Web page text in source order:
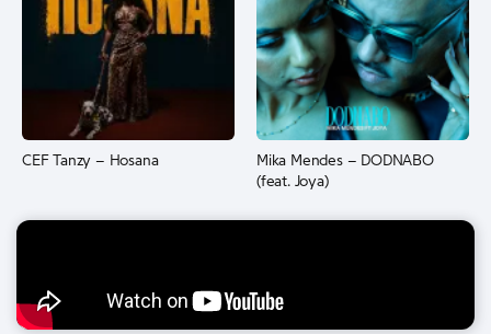
CEF Tanzy – Hosana
Mika Mendes – DODNABO
(feat. Joya)
ANGOVITECH
Platforms (SU) Lda. Luanda, Angola NIF: 5001277014